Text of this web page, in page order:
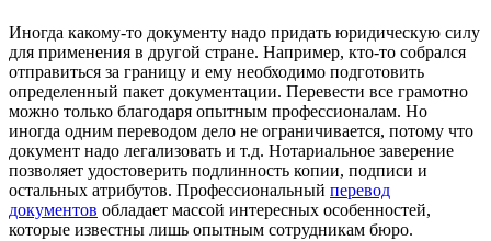
Иногда какому-то документу надо придать юридическую силу
для применения в другой стране. Например, кто-то собрался
отправиться за границу и ему необходимо подготовить
определенный пакет документации. Перевести все грамотно
можно только благодаря опытным профессионалам. Но
иногда одним переводом дело не ограничивается, потому что
документ надо легализовать и т.д. Нотариальное заверение
позволяет удостоверить подлинность копии, подписи и
остальных атрибутов. Профессиональный перевод
документов обладает массой интересных особенностей,
которые известны лишь опытным сотрудникам бюро.